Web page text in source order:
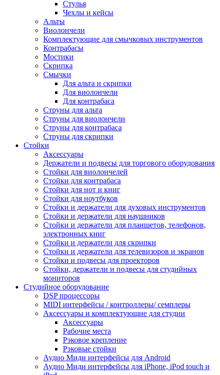
Стулья
Чехлы и кейсы
Альты
Виолончели
Комплектующие для смычковых инструментов
Контрабасы
Мостики
Скрипка
Смычки
Для альта и скрипки
Для виолончели
Для контрабаса
Струны для альта
Струны для виолончели
Струны для контрабаса
Струны для скрипки
Стойки
Аксессуары
Держатели и подвесы для торгового оборудования
Стойки для виолончелей
Стойки для контрабаса
Стойки для нот и книг
Стойки для ноутбуков
Стойки и держатели для духовых инструментов
Стойки и держатели для наушников
Стойки и держатели для планшетов, телефонов,
электронных книг
Стойки и держатели для скрипки
Стойки и держатели для телевизоров и экранов
Стойки и подвесы для проекторов
Стойки, держатели и подвесы для студийных
мониторов
Студийное оборудование
DSP процессоры
MIDI интерфейсы / контроллеры/ семплеры
Аксессуары и комплектующие для студии
Аксессуары
Рабочие места
Рэковое крепление
Рэковые стойки
Аудио Миди интерфейсы для Android
Аудио Миди интерфейсы для iPhone, iPod touch и